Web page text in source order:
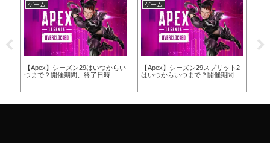
ゲーム
【Apex】シーズン29はいつからい
つまで？開催期間、終了日時
ゲーム
【Apex】シーズン29スプリット2
はいつからいつまで？開催期間